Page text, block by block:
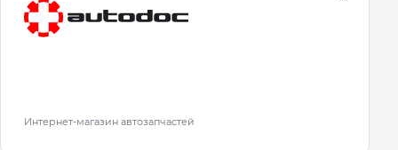
Интернет-магазин автозапчастей